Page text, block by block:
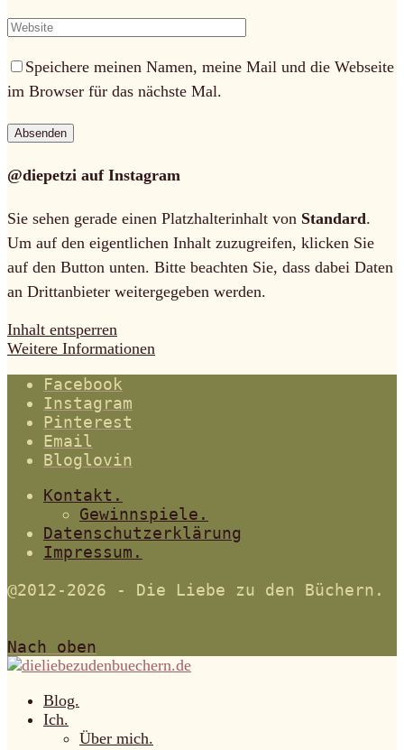
Speichere meinen Namen, meine Mail und die Webseite
im Browser für das nächste Mal.
@diepetzi auf Instagram
Sie sehen gerade einen Platzhalterinhalt von Standard.
Um auf den eigentlichen Inhalt zuzugreifen, klicken Sie
auf den Button unten. Bitte beachten Sie, dass dabei Daten
an Drittanbieter weitergegeben werden.
Inhalt entsperren
Weitere Informationen
Facebook
Instagram
Pinterest
Email
Bloglovin
Kontakt.
Gewinnspiele.
Datenschutzerklärung
Impressum.
@2012-2026 - Die Liebe zu den Büchern.
Nach oben
Blog.
Ich.
Über mich.